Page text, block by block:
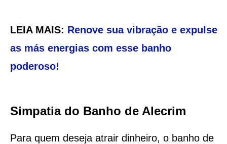
LEIA MAIS: Renove sua vibração e expulse
as más energias com esse banho
poderoso!
Simpatia do Banho de Alecrim
Para quem deseja atrair dinheiro, o banho de